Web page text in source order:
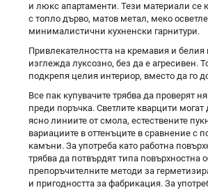
и люкс апартаменти. Тези материали се
с топло дърво, матов метал, меко
минималистични кухненски гарнитури.
Привлекателността на кремавия и белия
изглежда луксозно, без да е агресивен.
подкрепя целия интериор, вместо да го
Все пак купувачите трябва да проверят
преди поръчка. Светлите кварцити могат
ясно линиите от смола, естествените
вариациите в оттенъците в сравнение с
камъни. За употреба като работна
трябва да потвърдят типа повърхностна
препоръчителните методи за
и пригодността за фабрикация. За